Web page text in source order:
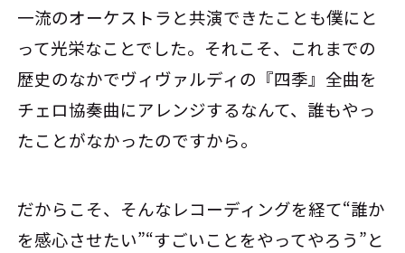
一流のオーケストラと共演できたことも僕にと
って光栄なことでした。それこそ、これまでの
歴史のなかでヴィヴァルディの『四季』全曲を
チェロ協奏曲にアレンジするなんて、誰もやっ
たことがなかったのですから。
だからこそ、そんなレコーディングを経て“誰か
を感心させたい”“すごいことをやってやろう”と